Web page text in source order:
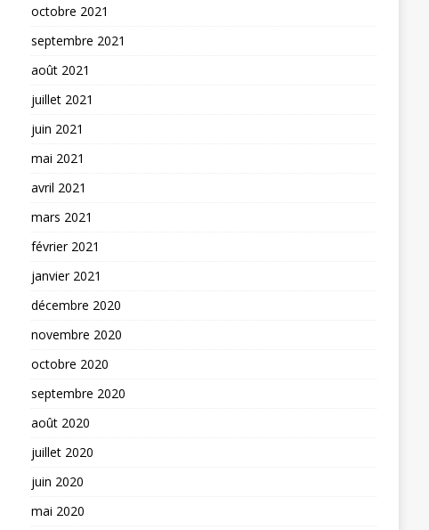
octobre 2021
septembre 2021
août 2021
juillet 2021
juin 2021
mai 2021
avril 2021
mars 2021
février 2021
janvier 2021
décembre 2020
novembre 2020
octobre 2020
septembre 2020
août 2020
juillet 2020
juin 2020
mai 2020